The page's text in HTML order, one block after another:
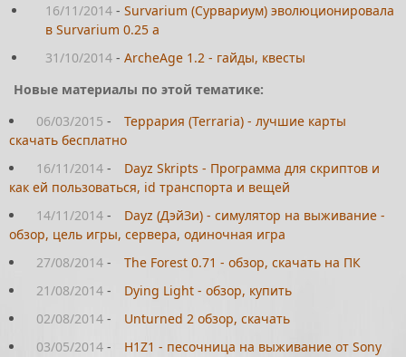
16/11/2014 - Survarium (Сурвариум) эволюционировала
в Survarium 0.25 а
31/10/2014 - ArcheAge 1.2 - гайды, квесты
Новые материалы по этой тематике:
06/03/2015 -
Террария (Terraria) - лучшие карты
скачать бесплатно
16/11/2014 -
Dayz Skripts - Программа для скриптов и
как ей пользоваться, id транспорта и вещей
14/11/2014 -
Dayz (ДэйЗи) - симулятор на выживание -
обзор, цель игры, сервера, одиночная игра
27/08/2014 -
The Forest 0.71 - обзор, скачать на ПК
21/08/2014 -
Dying Light - обзор, купить
02/08/2014 -
Unturned 2 обзор, скачать
03/05/2014 -
H1Z1 - песочница на выживание от Sony